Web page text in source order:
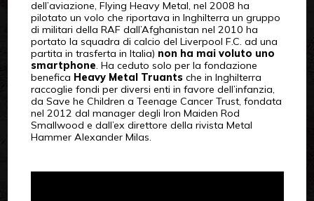
dell’aviazione, Flying Heavy Metal, nel 2008 ha
pilotato un volo che riportava in Inghilterra un gruppo
di militari della RAF dall’Afghanistan nel 2010 ha
portato la squadra di calcio del Liverpool F.C. ad una
partita in trasferta in Italia) non ha mai voluto uno
smartphone . Ha ceduto solo per la fondazione
benefica Heavy Metal Truantsche in Inghilterra
raccoglie fondi per diversi enti in favore dell’infanzia,
da Save he Children a Teenage Cancer Trust, fondata
nel 2012 dal manager degli Iron Maiden Rod
Smallwood e dall’ex direttore della rivista Metal
Hammer Alexander Milas.